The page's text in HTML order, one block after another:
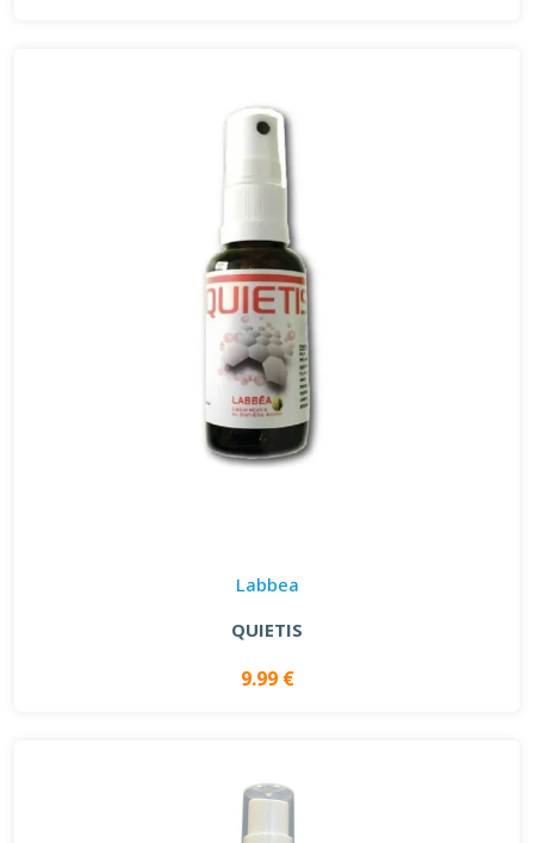
Labbea
QUIETIS
9.99 €